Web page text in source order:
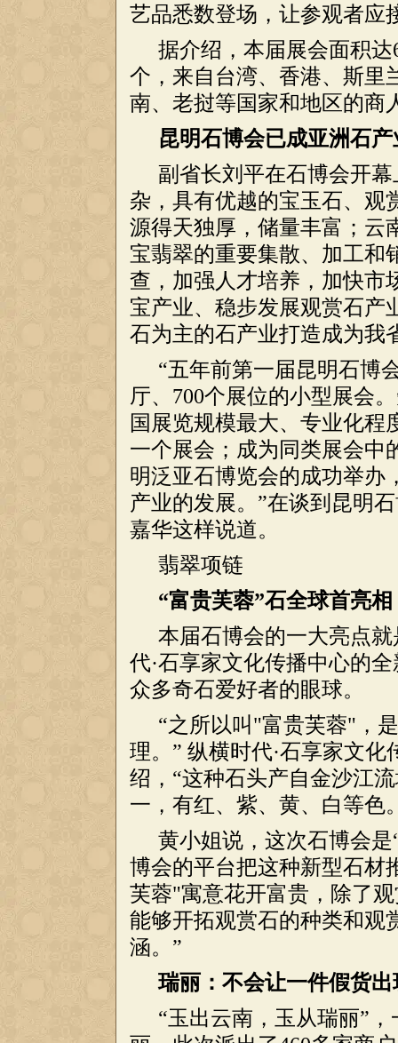
艺品悉数登场，让参观者应
据介绍，本届展会面积
个，来自台湾、香港、斯里
南、老挝等国家和地区的商
昆明石博会已成亚洲石
副省长刘平在石博会开
杂，具有优越的宝玉石、观
源得天独厚，储量丰富；云
宝翡翠的重要集散、加工和
查，加强人才培养，加快市
宝产业、稳步发展观赏石产
石为主的石产业打造成为我
“五年前第一届昆明石博
厅、700个展位的小型展会
国展览规模最大、专业化程
一个展会；成为同类展会中
明泛亚石博览会的成功举办
产业的发展。”在谈到昆明
嘉华这样说道。
翡翠项链
“富贵芙蓉”石全球首亮相
本届石博会的一大亮点
代·石享家文化传播中心的
众多奇石爱好者的眼球。
“之所以叫"富贵芙蓉"，
理。” 纵横时代·石享家文
绍，“这种石头产自金沙江
一，有红、紫、黄、白等色
黄小姐说，这次石博会
博会的平台把这种新型石材
芙蓉"寓意花开富贵，除了
能够开拓观赏石的种类和观
涵。”
瑞丽：不会让一件假货
“玉出云南，玉从瑞丽”